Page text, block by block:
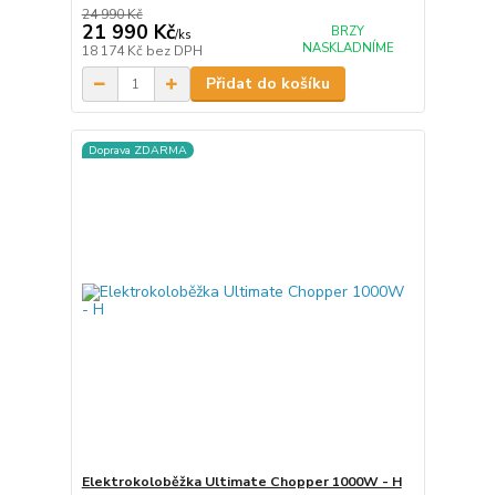
24 990 Kč
21 990 Kč/ks
18 174 Kč bez DPH
BRZY
NASKLADNÍME
Přidat do košíku
Doprava ZDARMA
Elektrokoloběžka Ultimate Chopper 1000W - H